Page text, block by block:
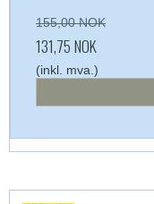
155,00 NOK
131,75 NOK
(inkl. mva.)